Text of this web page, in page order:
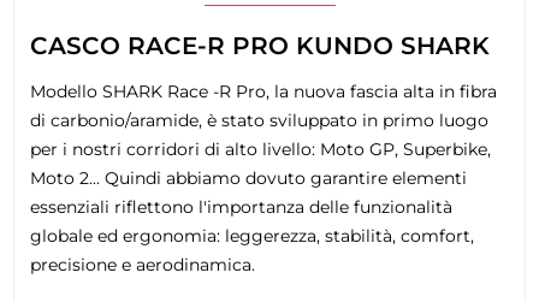
CASCO RACE-R PRO KUNDO SHARK
Modello SHARK Race -R Pro, la nuova fascia alta in fibra
di carbonio/aramide, è stato sviluppato in primo luogo
per i nostri corridori di alto livello: Moto GP, Superbike,
Moto 2... Quindi abbiamo dovuto garantire elementi
essenziali riflettono l'importanza delle funzionalità
globale ed ergonomia: leggerezza, stabilità, comfort,
precisione e aerodinamica.